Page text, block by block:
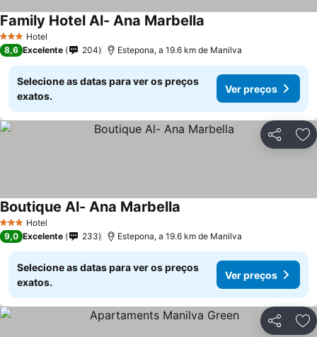
3 EstrelasHotel
Family Hotel Al- Ana Marbella
8,6 Excelente 204 Estepona, a 19.6 km de Manilva
Selecione as datas para ver os preços
exatos.
Ver preços
Partilhar
3 EstrelasHotel
Boutique Al- Ana Marbella
9,0 Excelente 233 Estepona, a 19.6 km de Manilva
Selecione as datas para ver os preços
exatos.
Ver preços
Partilhar